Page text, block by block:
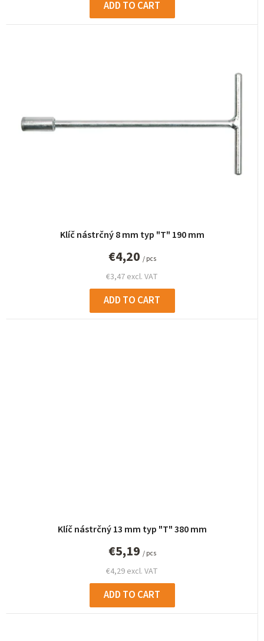
ADD TO CART
Klíč nástrčný 8 mm typ "T" 190 mm
€3,47 excl. VAT
€4,20 / pcs
ADD TO CART
Klíč nástrčný 13 mm typ "T" 380 mm
€4,29 excl. VAT
€5,19 / pcs
ADD TO CART